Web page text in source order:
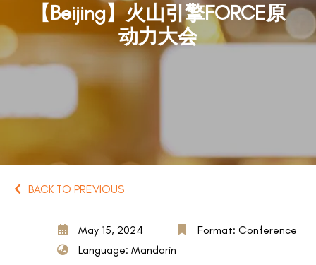
【Beijing】火山引擎FORCE原
动力大会
BACK TO PREVIOUS
May 15, 2024
Language: Mandarin
Format: Conference